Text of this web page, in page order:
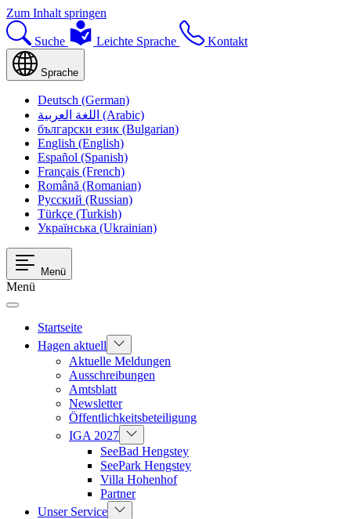
Zum Inhalt springen
Suche Leichte Sprache Kontakt
Sprache
Deutsch (German)
اللغة العربية (Arabic)
български език (Bulgarian)
English (English)
Español (Spanish)
Français (French)
Română (Romanian)
Русский (Russian)
Türkçe (Turkish)
Українська (Ukrainian)
Menü
Menü
Startseite
Hagen aktuell
Aktuelle Meldungen
Ausschreibungen
Amtsblatt
Newsletter
Öffentlichkeitsbeteiligung
IGA 2027
SeeBad Hengstey
SeePark Hengstey
Villa Hohenhof
Partner
Unser Service